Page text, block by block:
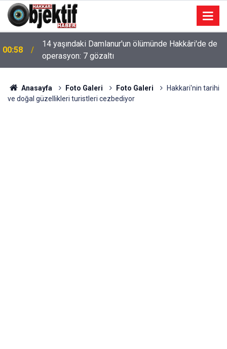
00:58
14 yaşındaki Damlanur'un ölümünde Hakkâri'de de
operasyon: 7 gözaltı
Anasayfa Foto Galeri Foto Galeri
Hakkari'nin tarihi
ve doğal güzellikleri turistleri cezbediyor